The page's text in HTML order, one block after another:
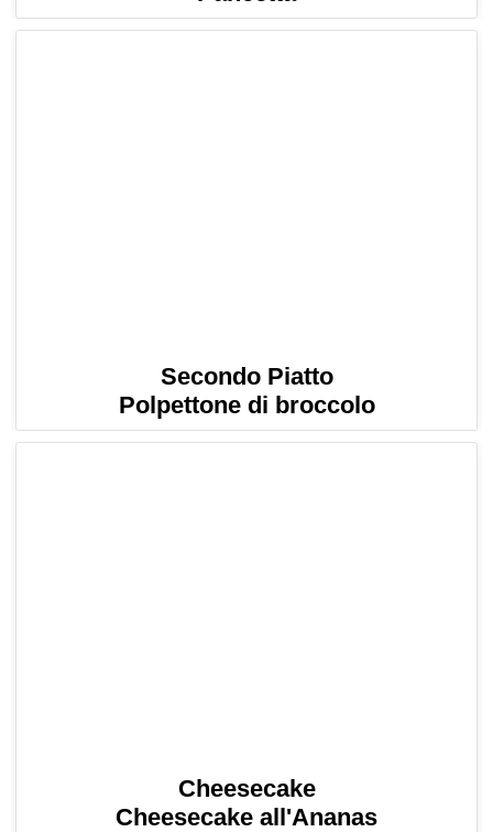
Secondo Piatto
Polpettone di broccolo
Cheesecake
Cheesecake all'Ananas